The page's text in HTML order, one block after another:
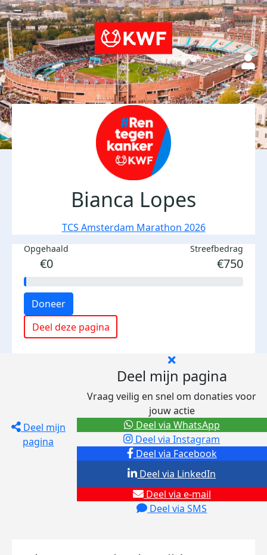
Bianca Lopes
TCS Amsterdam Marathon 2026
Opgehaald
€0
Streefbedrag
€750
Doneer
Deel deze pagina
Deel mijn
pagina
Deel mijn pagina
Vraag veilig en snel om donaties voor
jouw actie
Deel via Facebook
Deel via Instagram
Deel via e-mail
Deel via SMS
Deel via LinkedIn
Deel via WhatsApp